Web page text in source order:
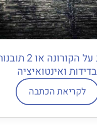
מחשבות על
בדידות ואינטואיציה
לקריאת הכתבה